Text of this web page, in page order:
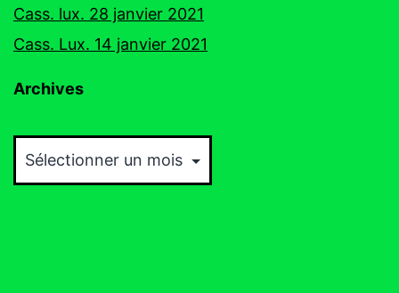
Cass. lux. 28 janvier 2021
Cass. Lux. 14 janvier 2021
Archives